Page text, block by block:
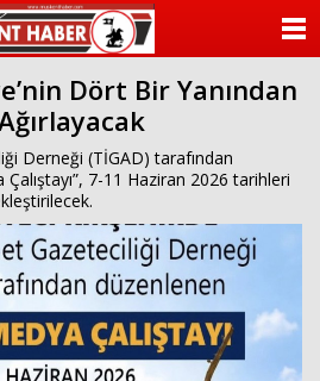
Dört Bir Yanından
Derneği (TİGAD) tarafından
7-11 Haziran 2026 tarihleri
ANASAYFA
KATEGORİLER
FOTO GALERİ
VİDEO GALERİ